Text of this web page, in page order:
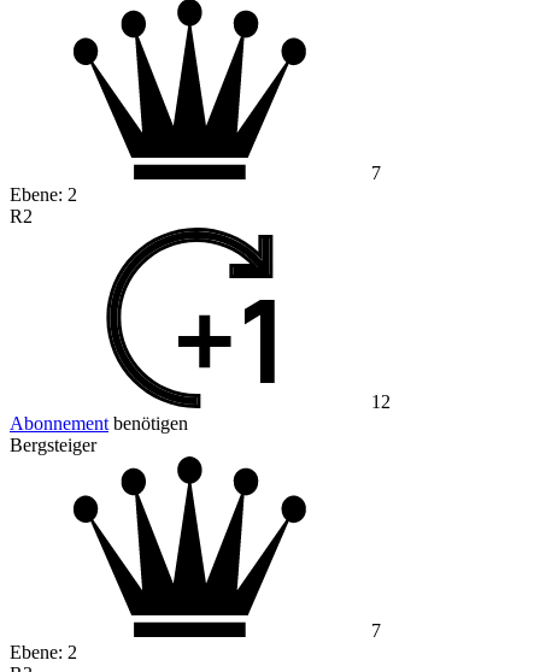
7
Ebene: 2
R2
12
Abonnement benötigen
Bergsteiger
7
Ebene: 2